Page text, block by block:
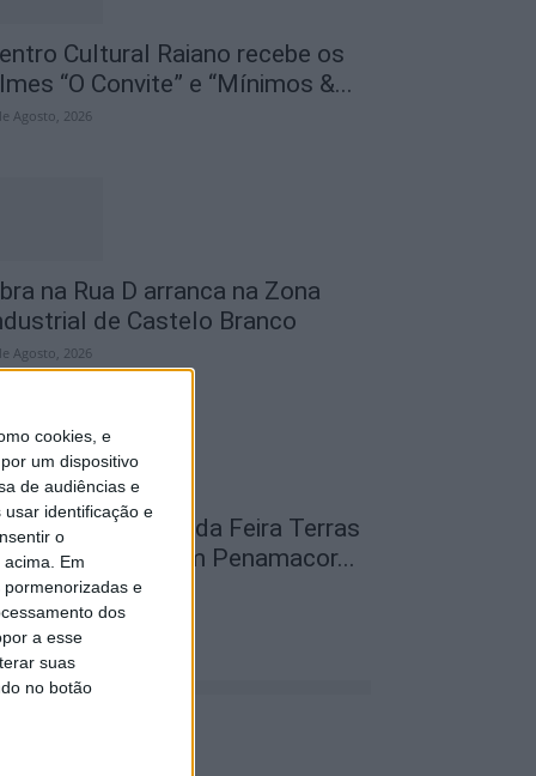
cookies, e
um dispositivo
de audiências e
identificação e
o
Em
e
dos
a esse
suas
no botão
Cultural Raiano recebe os
“O Convite” e “Mínimos &...
Agosto, 2026
na Rua D arranca na Zona
de Castelo Branco
Agosto, 2026
de cartaz da Feira Terras
Lince do levaram Penamacor...
Agosto, 2026